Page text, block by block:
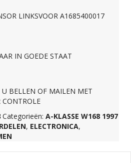
LINKSVOOR A1685400017
IN GOEDE STAAT
BELLEN OF MAILEN MET
CONTROLE
Categorieën: A-KLASSE W168 1997
, ELECTRONICA,